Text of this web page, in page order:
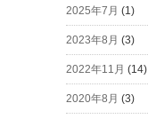
2025年7月 (1)
2023年8月 (3)
2022年11月 (14)
2020年8月 (3)